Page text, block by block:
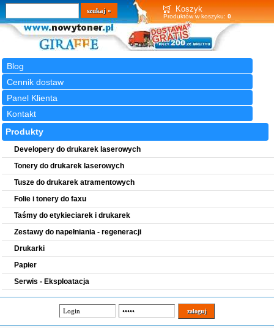
Koszyk
Produktów w koszyku: 0
Blog
Cennik dostaw
Panel Klienta
Kontakt
Wyszukiwarka
szukaj
Produkty
Developery do drukarek laserowych
Tonery do drukarek laserowych
Tusze do drukarek atramentowych
Folie i tonery do faxu
Taśmy do etykieciarek i drukarek
Zestawy do napełniania - regeneracji
Drukarki
Papier
Serwis - Eksploatacja